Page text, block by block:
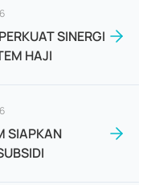
SINERGI
HAJI
SIAPKAN